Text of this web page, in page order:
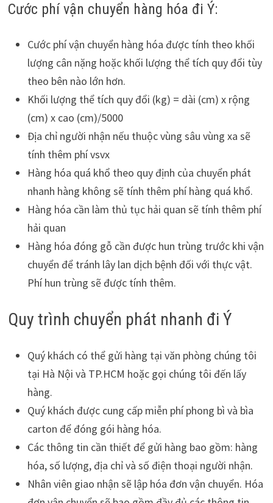
Cước phí vận chuyển hàng hóa đi Ý:
Cước phí vận chuyển hàng hóa được tính theo khối
lượng cân nặng hoặc khối lượng thể tích quy đổi tùy
theo bên nào lớn hơn.
Khối lượng thể tích quy đổi (kg) = dài (cm) x rộng
(cm) x cao (cm)/5000
Địa chỉ người nhận nếu thuộc vùng sâu vùng xa sẽ
tính thêm phí vsvx
Hàng hóa quá khổ theo quy định của chuyển phát
nhanh hàng không sẽ tính thêm phí hàng quá khổ.
Hàng hóa cần làm thủ tục hải quan sẽ tính thêm phí
hải quan
Hàng hóa đóng gỗ cần được hun trùng trước khi vận
chuyển để tránh lây lan dịch bệnh đối với thực vật.
Phí hun trùng sẽ được tính thêm.
Quy trình chuyển phát nhanh đi Ý
Quý khách có thể gửi hàng tại văn phòng chúng tôi
tại Hà Nội và TP.HCM hoặc gọi chúng tôi đến lấy
hàng.
Quý khách được cung cấp miễn phí phong bì và bìa
carton để đóng gói hàng hóa.
Các thông tin cần thiết để gửi hàng bao gồm: hàng
hóa, số lượng, địa chỉ và số điện thoại người nhận.
Nhân viên giao nhận sẽ lập hóa đơn vận chuyển. Hóa